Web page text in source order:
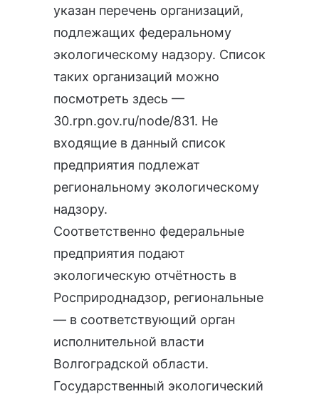
указан перечень организаций,
подлежащих федеральному
экологическому надзору. Список
таких организаций можно
посмотреть здесь —
30.rpn.gov.ru/node/831. Не
входящие в данный список
предприятия подлежат
региональному экологическому
надзору.
Соответственно федеральные
предприятия подают
экологическую отчётность в
Росприроднадзор, региональные
— в соответствующий орган
исполнительной власти
Волгоградской области.
Государственный экологический